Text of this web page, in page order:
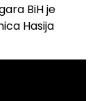
BiH je
Hasija